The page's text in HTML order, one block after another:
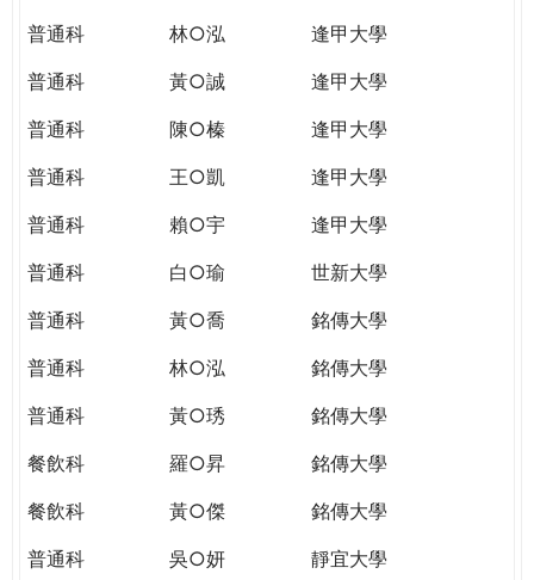
普通科
林○泓
逢甲大學
普通科
黃○誠
逢甲大學
普通科
陳○榛
逢甲大學
普通科
王○凱
逢甲大學
普通科
賴○宇
逢甲大學
普通科
白○瑜
世新大學
普通科
黃○喬
銘傳大學
普通科
林○泓
銘傳大學
普通科
黃○琇
銘傳大學
餐飲科
羅○昇
銘傳大學
餐飲科
黃○傑
銘傳大學
普通科
吳○妍
靜宜大學